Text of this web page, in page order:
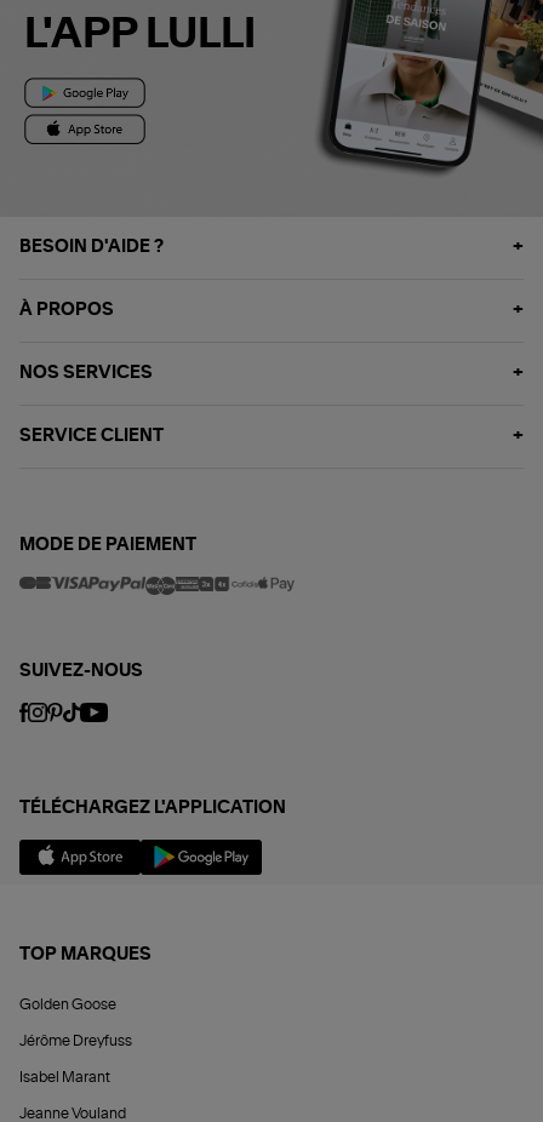
L'APP LULLI
BESOIN D'AIDE ?
À PROPOS
NOS SERVICES
SERVICE CLIENT
MODE DE PAIEMENT
SUIVEZ-NOUS
TÉLÉCHARGEZ L'APPLICATION
TOP MARQUES
Golden Goose
Jérôme Dreyfuss
Isabel Marant
Jeanne Vouland